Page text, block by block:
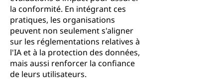
la conformité. En intégrant ces
pratiques, les organisations
peuvent non seulement s'aligner
sur les réglementations relatives à
l'IA et à la protection des données,
mais aussi renforcer la confiance
de leurs utilisateurs.